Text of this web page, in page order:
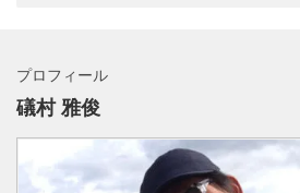
プロフィール
礒村 雅俊